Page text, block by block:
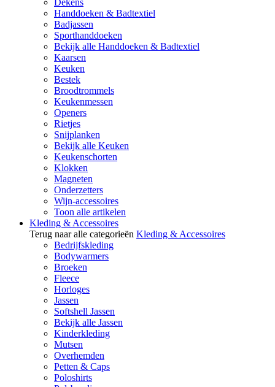
Dekens
Handdoeken & Badtextiel
Badjassen
Sporthanddoeken
Bekijk alle Handdoeken & Badtextiel
Kaarsen
Keuken
Bestek
Broodtrommels
Keukenmessen
Openers
Rietjes
Snijplanken
Bekijk alle Keuken
Keukenschorten
Klokken
Magneten
Onderzetters
Wijn-accessoires
Toon alle artikelen
Kleding & Accessoires
Terug naar alle categorieën Kleding & Accessoires
Bedrijfskleding
Bodywarmers
Broeken
Fleece
Horloges
Jassen
Softshell Jassen
Bekijk alle Jassen
Kinderkleding
Mutsen
Overhemden
Petten & Caps
Poloshirts